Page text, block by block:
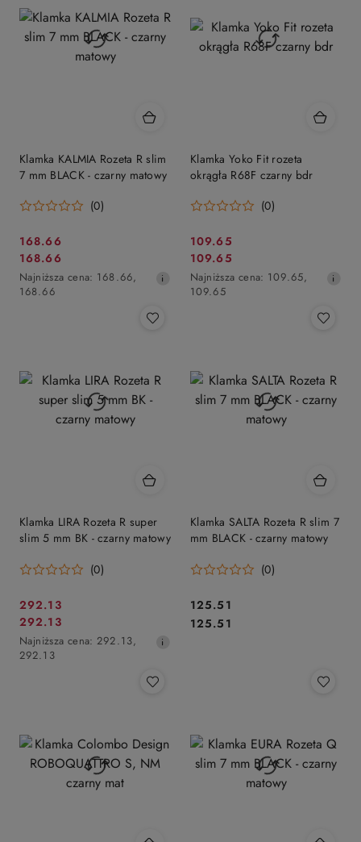
Klamka KALMIA Rozeta R slim
7 mm BLACK - czarny matowy
(0)
Cena
promocyjna:
168.66
Cena
promocyjna:
168.66
Najniższa
cena
Najniższa cena: 168.66,
168.66
Klamka Yoko Fit rozeta
okrągła R68F czarny bdr
(0)
Cena
promocyjna:
109.65
Cena
promocyjna:
109.65
Najniższa
cena
Najniższa cena: 109.65,
109.65
Klamka LIRA Rozeta R super
slim 5 mm BK - czarny matowy
(0)
Cena
promocyjna:
292.13
Cena
promocyjna:
292.13
Najniższa
cena
Najniższa cena: 292.13,
292.13
Klamka SALTA Rozeta R slim 7
mm BLACK - czarny matowy
(0)
Cena:
125.51
Cena:
125.51